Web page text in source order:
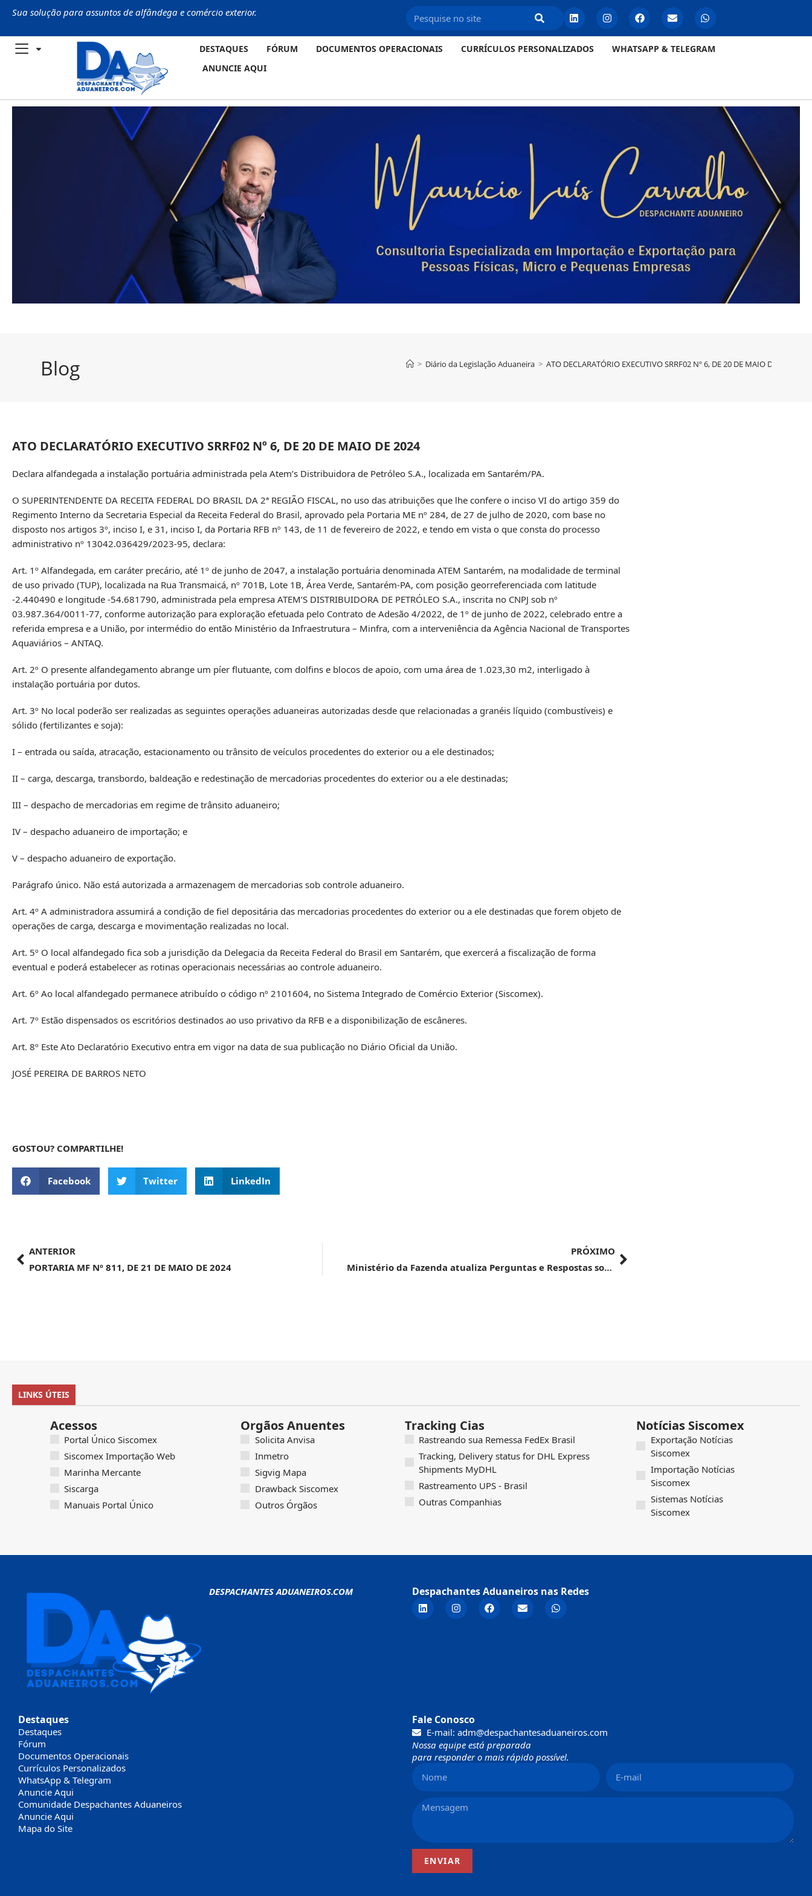
Sua solução para assuntos de alfândega e comércio exterior.
DESTAQUES FÓRUM DOCUMENTOS OPERACIONAIS CURRÍCULOS PERSONALIZADOS
WHATSAPP & TELEGRAM
ANUNCIE AQUI
Blog > Diário da Legislação Aduaneira > ATO DECLARATÓRIO EXECUTIVO SRRF02 Nº 6, DE 20 DE MAIO DE 2024
ATO DECLARATÓRIO EXECUTIVO SRRF02 Nº 6, DE 20 DE MAIO DE 2024
Declara alfandegada a instalação portuária administrada pela Atem’s Distribuidora de Petróleo S.A., localizada em Santarém/PA.
O SUPERINTENDENTE DA RECEITA FEDERAL DO BRASIL DA 2ª REGIÃO FISCAL, no uso das atribuições que lhe confere o inciso VI do artigo 359 do
Regimento Interno da Secretaria Especial da Receita Federal do Brasil, aprovado pela Portaria ME nº 284, de 27 de julho de 2020, com base no
disposto nos artigos 3º, inciso I, e 31, inciso I, da Portaria RFB nº 143, de 11 de fevereiro de 2022, e tendo em vista o que consta do processo
administrativo nº 13042.036429/2023-95, declara:
Art. 1º Alfandegada, em caráter precário, até 1º de junho de 2047, a instalação portuária denominada ATEM Santarém, na modalidade de terminal
de uso privado (TUP), localizada na Rua Transmaicá, nº 701B, Lote 1B, Área Verde, Santarém-PA, com posição georreferenciada com latitude
-2.440490 e longitude -54.681790, administrada pela empresa ATEM’S DISTRIBUIDORA DE PETRÓLEO S.A., inscrita no CNPJ sob nº
03.987.364/0011-77, conforme autorização para exploração efetuada pelo Contrato de Adesão 4/2022, de 1º de junho de 2022, celebrado entre a
referida empresa e a União, por intermédio do então Ministério da Infraestrutura – Minfra, com a interveniência da Agência Nacional de Transportes
Aquaviários – ANTAQ.
Art. 2º O presente alfandegamento abrange um píer flutuante, com dolfins e blocos de apoio, com uma área de 1.023,30 m2, interligado à
instalação portuária por dutos.
Art. 3º No local poderão ser realizadas as seguintes operações aduaneiras autorizadas desde que relacionadas a granéis líquido (combustíveis) e
sólido (fertilizantes e soja):
I – entrada ou saída, atracação, estacionamento ou trânsito de veículos procedentes do exterior ou a ele destinados;
II – carga, descarga, transbordo, baldeação e redestinação de mercadorias procedentes do exterior ou a ele destinadas;
III – despacho de mercadorias em regime de trânsito aduaneiro;
IV – despacho aduaneiro de importação; e
V – despacho aduaneiro de exportação.
Parágrafo único. Não está autorizada a armazenagem de mercadorias sob controle aduaneiro.
Art. 4º A administradora assumirá a condição de fiel depositária das mercadorias procedentes do exterior ou a ele destinadas que forem objeto de
operações de carga, descarga e movimentação realizadas no local.
Art. 5º O local alfandegado fica sob a jurisdição da Delegacia da Receita Federal do Brasil em Santarém, que exercerá a fiscalização de forma
eventual e poderá estabelecer as rotinas operacionais necessárias ao controle aduaneiro.
Art. 6º Ao local alfandegado permanece atribuído o código nº 2101604, no Sistema Integrado de Comércio Exterior (Siscomex).
Art. 7º Estão dispensados os escritórios destinados ao uso privativo da RFB e a disponibilização de escâneres.
Art. 8º Este Ato Declaratório Executivo entra em vigor na data de sua publicação no Diário Oficial da União.
JOSÉ PEREIRA DE BARROS NETO
GOSTOU? COMPARTILHE!
Facebook Twitter LinkedIn
ANTERIOR
PORTARIA MF Nº 811, DE 21 DE MAIO DE 2024
PRÓXIMO
Ministério da Fazenda atualiza Perguntas e Respostas sobre tributação offshore
LINKS ÚTEIS
Acessos
Portal Único Siscomex
Siscomex Importação Web
Marinha Mercante
Siscarga
Manuais Portal Único
Orgãos Anuentes
Solicita Anvisa
Inmetro
Sigvig Mapa
Drawback Siscomex
Outros Órgãos
Tracking Cias
Rastreando sua Remessa FedEx Brasil
Tracking, Delivery status for DHL Express
Shipments MyDHL
Rastreamento UPS - Brasil
Outras Companhias
Notícias Siscomex
Exportação Notícias
Siscomex
Importação Notícias
Siscomex
Sistemas Notícias
Siscomex
DESPACHANTES ADUANEIROS.COM Despachantes Aduaneiros nas Redes
Destaques
Destaques
Fórum
Documentos Operacionais
Currículos Personalizados
WhatsApp & Telegram
Anuncie Aqui
Comunidade Despachantes Aduaneiros
Anuncie Aqui
Mapa do Site
Fale Conosco
E-mail: adm@despachantesaduaneiros.com
Nossa equipe está preparada
para responder o mais rápido possível.
ENVIAR